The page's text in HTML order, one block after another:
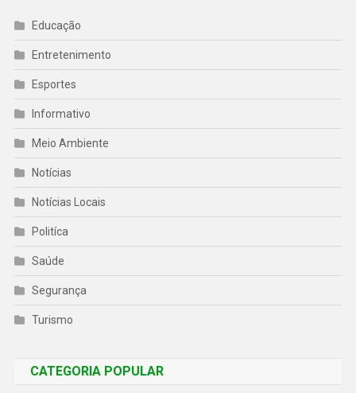
Educação
Entretenimento
Esportes
Informativo
Meio Ambiente
Notícias
Notícias Locais
Politíca
Saúde
Segurança
Turismo
CATEGORIA POPULAR